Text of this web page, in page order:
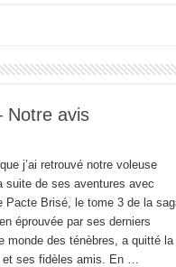
Notre avis
j’ai retrouvé notre voleuse
suite de ses aventures avec
Pacte Brisé, le tome 3 de la
éprouvée par ses derniers
monde des ténèbres, a quitté la
et ses fidèles amis. En …